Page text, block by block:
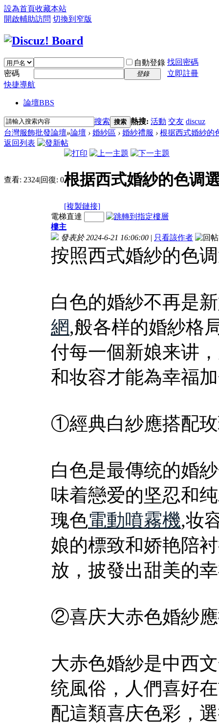
設為首頁收藏本站
開啟輔助訪問 切換到窄版
自動登錄 找回密碼
密碼
登錄
立即註冊
快捷導航
論壇BBS
搜索 搜索 熱搜: 活動 交友 discuz
台灣服飾批發論壇»論壇 › 婚紗區 › 婚紗禮服 › 根据西式婚紗的
返回列表
查看: 2324|回復: 0根据西式婚紗的色调
[複製鏈接]
電梯直達
樓主
發表於 2024-6-21 16:06:00 | 只看該作者
按照西式婚紗的色
白色的婚紗不再是
網,般各样的婚紗格
付每一個新娘来讲
和妆容才能為幸福
①經典白紗應搭配
白色是最傳统的婚
味着戀爱的坚忍和
瑰色電動噴霧機,妆
娘的標致和娇艳陪
放，披發出甜美的
②喜庆大赤色婚紗
大赤色婚紗是中西
统風俗，人們喜好
配這類喜庆色彩，